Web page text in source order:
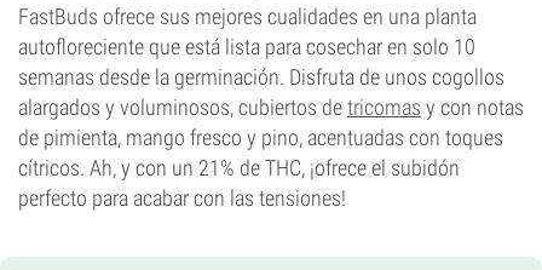
FastBuds ofrece sus mejores cualidades en una planta
autofloreciente que está lista para cosechar en solo 10
semanas desde la germinación. Disfruta de unos cogollos
alargados y voluminosos, cubiertos detricomas y con notas
de pimienta, mango fresco y pino, acentuadas con toques
cítricos. Ah, y con un 21% de THC, ¡ofrece el subidón
perfecto para acabar con las tensiones!